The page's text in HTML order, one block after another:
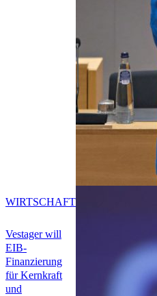
Vestager will
EIB-
Finanzierung
für Kernkraft
und
WIRTSCHAFT